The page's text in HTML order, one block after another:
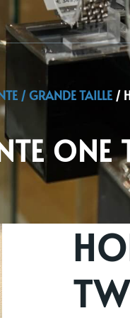
/ GRANDE TAILLE /
ONE